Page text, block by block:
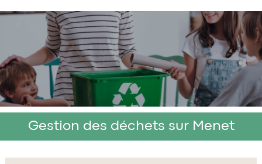
Gestion des déchets sur Menet